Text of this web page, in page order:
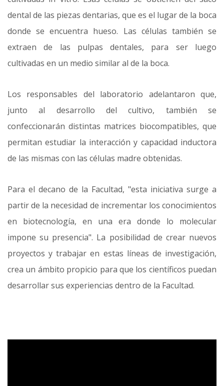
dental de las piezas dentarias, que es el lugar de la boca
donde se encuentra hueso. Las células también se
extraen de las pulpas dentales, para ser luego
cultivadas en un medio similar al de la boca.
Los responsables del laboratorio adelantaron que,
junto al desarrollo del cultivo, también se
confeccionarán distintas matrices biocompatibles, que
permitan estudiar la interacción y capacidad inductora
de las mismas con las células madre obtenidas.
Para el decano de la Facultad, "esta iniciativa surge a
partir de la necesidad de incrementar los conocimientos
en biotecnología, en una era donde lo molecular
impone su presencia". La posibilidad de crear nuevos
proyectos y trabajar en estas líneas de investigación,
crea un ámbito propicio para que los científicos puedan
desarrollar sus experiencias dentro de la Facultad.